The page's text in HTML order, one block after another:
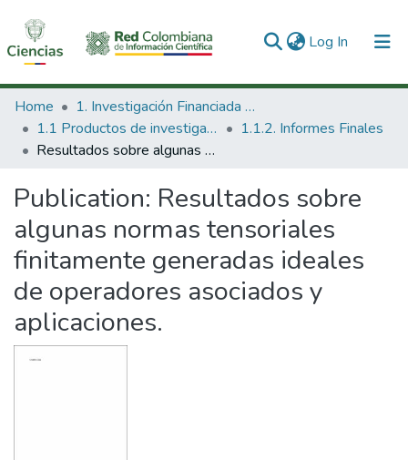
Log In (current)
Communities & Collections
All of DSpace
Home
1. Investigación Financiada con Recursos Públicos
1.1 Productos de investigación
1.1.2. Informes Finales
Resultados sobre algunas normas tensoriales finitamente generadas ideales de operadores asociados y aplicaciones.
Publication: Resultados sobre
algunas normas tensoriales
finitamente generadas ideales
de operadores asociados y
aplicaciones.